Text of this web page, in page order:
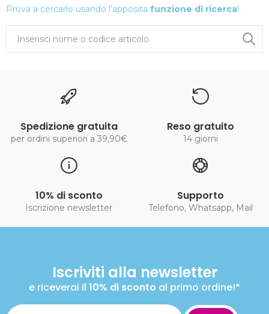
Prova a cercarlo usando l'apposita funzione di ricerca!
Spedizione gratuita
per ordini superiori a 39,90€
Reso gratuito
14 giorni
10% di sconto
Iscrizione newsletter
Supporto
Telefono, Whatsapp, Mail
Iscriviti alla newsletter
e riceverai il 10% di sconto al primo ordine!*